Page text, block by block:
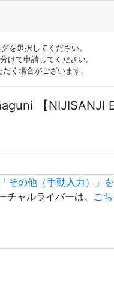
を選択してください。
けて申請してください。
く場合がございます。
【NIJISANJI
の他（手動入力）」を
ャルライバーは、 こ